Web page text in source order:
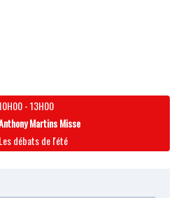
-13H00
Martins Misse
Les débats de l'été